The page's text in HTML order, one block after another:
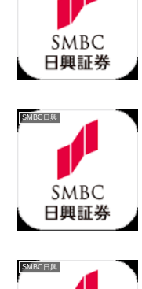
SMBC日興
SMBC日興